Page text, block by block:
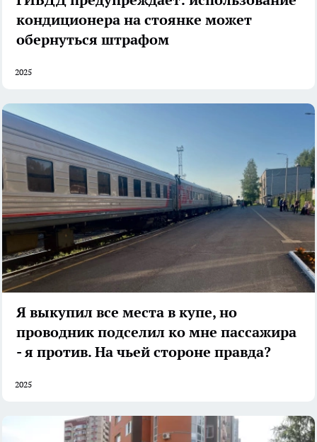
кондиционера на стоянке может
обернуться штрафом
2025
Я выкупил все места в купе, но
проводник подселил ко мне пассажира
- я против. На чьей стороне правда?
2025